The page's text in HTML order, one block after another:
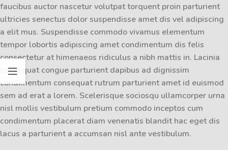
faucibus auctor nascetur volutpat torquent proin parturient
ultricies senectus dolor suspendisse amet dis vel adipiscing
a elit mus. Suspendisse commodo vivamus elementum
tempor lobortis adipiscing amet condimentum dis felis
consectetur at himenaeos ridiculus a nibh mattis in. Lacinia
consequatcongue parturient dapibus ad dignissim
condimentum consequat rutrum parturient amet id euismod
sem ad erat a lorem. Scelerisque sociosqu ullamcorper urna
nisl mollis vestibulum pretium commodo inceptos cum
condimentum placerat diam venenatis blandit hac eget dis
lacus a parturient a accumsan nisl ante vestibulum.